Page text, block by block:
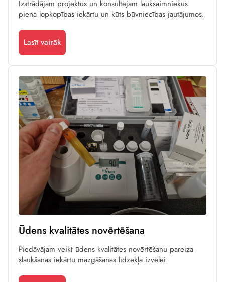
Izstrādājam projektus un konsultējam lauksaimniekus
piena lopkopības iekārtu un kūts būvniecības jautājumos.
Lasīt vairāk
Ūdens kvalitātes novērtēšana
Piedāvājam veikt ūdens kvalitātes novērtēšanu pareiza
slaukšanas iekārtu mazgāšanas līdzekļa izvēlei.